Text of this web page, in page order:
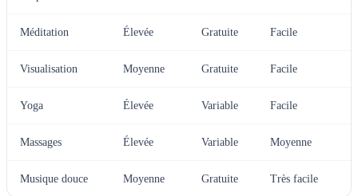
Méditation Élevée Gratuite Facile
Visualisation Moyenne Gratuite Facile
Yoga Élevée Variable Facile
Massages Élevée Variable Moyenne
Musique douce Moyenne Gratuite Très facile